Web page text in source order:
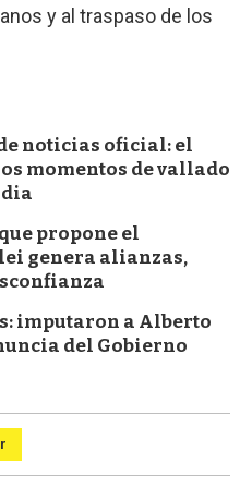
y al traspaso de los
noticias oficial: el
momentos de vallado
propone el
genera alianzas,
imputaron a Alberto
del Gobierno